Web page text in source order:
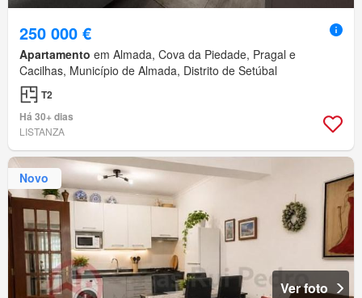
250 000 €
Apartamento em Almada, Cova da Piedade, Pragal e
Cacilhas, Município de Almada, Distrito de Setúbal
T2
Há 30+ dias
LISTANZA
Novo
Ver foto